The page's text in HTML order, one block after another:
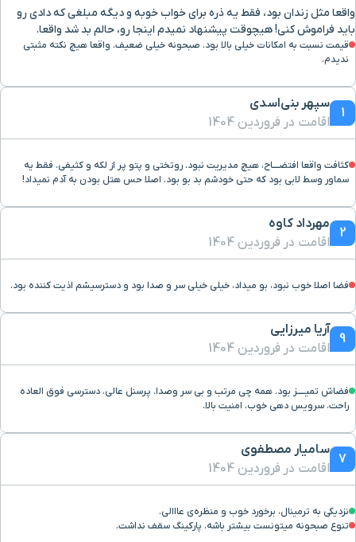
محله جی ۲۳ دقیقه با خودرو (۱۳ کیلومتر و ۱۸۱ متر)
محله تاریخی جویباره
کنگاز
مجتمع اصفهان سیتی
سنتر
۲۳ دقیقه با خودرو (۱۴ کیلومتر و ۴۱۳ متر)
آتشگاه اصفهان ۲۹ دقیقه با خودرو (۱۶ کیلومتر و ۸۱۳ متر)
منار جنبان ۳۱ دقیقه با خودرو (۱۷ کیلومتر و ۴۳۰ متر)
بزرگراه چمران
حمام رهنان(دوقلو) ۳۳ دقیقه با خودرو (۱۸ کیلومتر و ۹۵۳ متر)
ترمینال مسافربری کاوه ۳۲ دقیقه با خودرو (۱۹ کیلومتر و ۳۵۹ متر)
واقعا مثل زندان بود، فقط یه ذره برای خواب خوبه و دیگه مبلغی که دادی رو
باید فراموش کنی! هیچوقت پیشنهاد نمیدم اینجا رو، حالم بد شد واقعا.
قیمت نسبت به امکانات خیلی بالا بود. صبحونه خیلی ضعیف. واقعا هیچ نکته مثبتی
ندیدم.
1
سپهر بنی‌اسدی
اقامت در فروردین 1404
کثافت واقعا افتضــــاح، هیچ مدیریت نبود. روتختی و پتو پر از لکه و کثیفی. فقط یه
سماور وسط لابی بود که حتی خودشم بد بو بود. اصلا حس هتل بودن به آدم نمیداد!
2
مهرداد کاوه
اقامت در فروردین 1404
فضا اصلا خوب نبود، بو میداد، خیلی خیلی سر و صدا بود و دسترسیشم اذیت کننده بود.
9
آریا میرزایی
اقامت در فروردین 1404
فضاش تميـــــز بود. همه چی مرتب و بی سر وصدا. پرسنل عالی. دسترسی فوق العاده
راحت. سرویس دهی خوب. امنیت بالا.
7
سامیار مصطفوی
اقامت در فروردین 1404
نزدیکی به ترمینال، برخورد خوب و منظره‌ی عااالی.
تنوع صبحونه میتونست بیشتر باشه. پارکینگ سقف نداشت.